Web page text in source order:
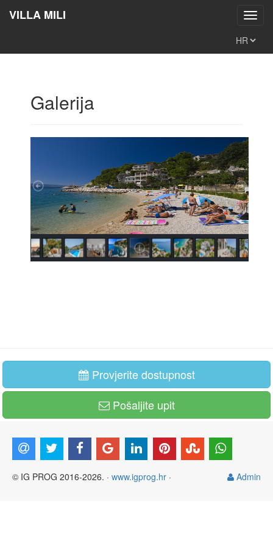
VILLA MILI
Galerija
Provjerite dostupnost
Pošaljite upit
Admin
© IG PROG 2016-2026. · www.igprog.hr ·